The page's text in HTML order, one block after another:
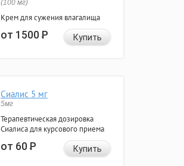
(100 мг)
Крем для сужения влагалища
от 1500Р Купить
Сиалис 5 мг
5мг
Терапевтическая дозировка
Сиалиса для курсового приема
от 60Р Купить